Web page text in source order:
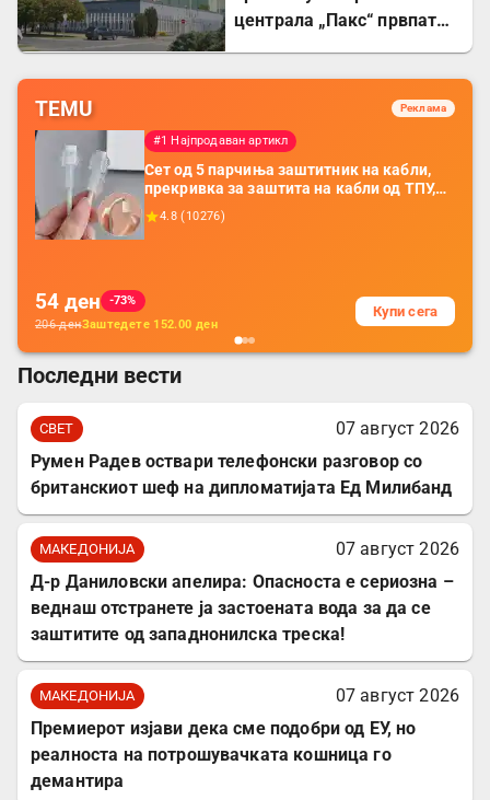
централа „Пакс“ првпат
TEMU Реклама
#1 Најпродаван артикл
Сет од 5 парчиња заштитник на кабли,
прекривка за заштита на кабли од ТПУ,
додатоци за заштита на кабли, без
батерија, за мобилни телефони, комплет
4.8 (10276)
54 ден
-73%
206денЗаштедете 152.00 ден
Купи сега
Последни вести
СВЕТ
07 август 2026
Румен Радев оствари телефонски разговор со
британскиот шеф на дипломатијата Ед Милибанд
МАКЕДОНИЈА
07 август 2026
Д-р Даниловски апелира: Опасноста е сериозна –
веднаш отстранете ја застоената вода за да се
заштитите од западнонилска треска!
МАКЕДОНИЈА
07 август 2026
Премиерот изјави дека сме подобри од ЕУ, но
реалноста на потрошувачката кошница го
демантира